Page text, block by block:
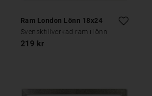
Ram London Lönn 18x24
Svensktillverkad ram i lönn
219 kr